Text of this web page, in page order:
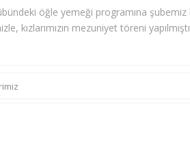
öğle yemeği programına
kızlarımızın mezuniyet töreni